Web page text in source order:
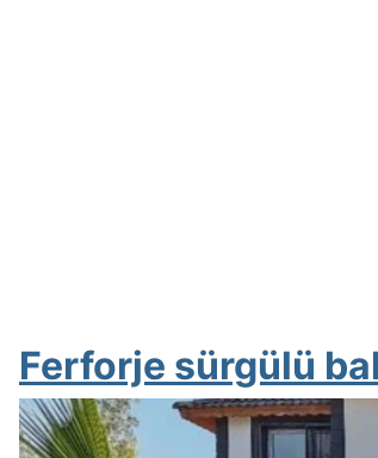
Ferforje sürgülü